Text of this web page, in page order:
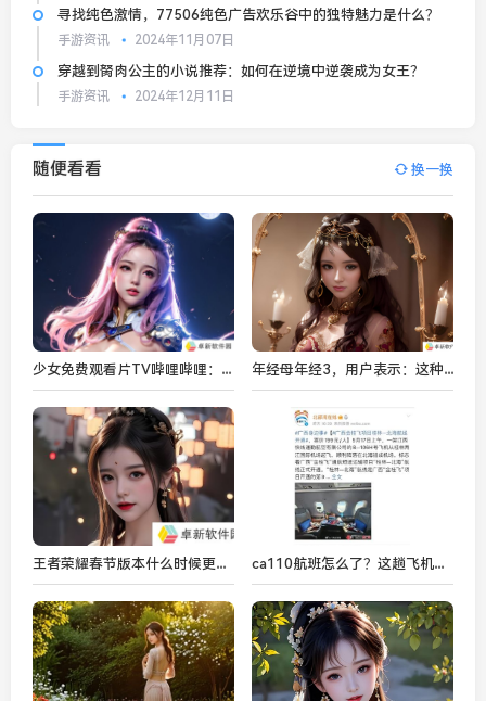
寻找纯色激情，77506纯色广告欢乐谷中的独特魅力是什么？
手游资讯 2024年11月07日
穿越到胬肉公主的小说推荐：如何在逆境中逆袭成为女王？
手游资讯 2024年12月11日
随便看看 换一换
少女免费观看片TV哔哩哔哩：是否可以放心观看-有哪些潜在的风险和问题需要关注 年经母年经3，用户表示：这种家庭模式打破传统，反映社会观念的深刻变化!
王者荣耀春节版本什么时候更新-王者荣耀春节版本首曝 ca110航班怎么了？这趟飞机最新消息来了！